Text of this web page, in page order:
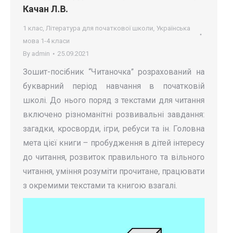
Качан Л.В.
1 клас, Література для початкової школи, Українська
мова 1-4 класи
By admin 25.09.2021
Зошит-посібник “Читаночка” розрахований на
букварний період навчання в початковій
школі. До нього поряд з текстами для читання
включено різноманітні розвивальні завдання:
загадки, кросворди, ігри, ребуси та ін. Головна
мета цієї книги – пробудження в дітей інтересу
до читання, розвиток правильного та вільного
читання, уміння розуміти прочитане, працювати
з окремими текстами та книгою взагалі.